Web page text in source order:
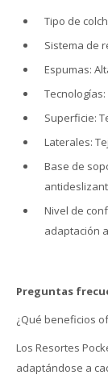
Tipo de
Sistema de
Espumas:
Superficie:
Laterales:
Base de
Nivel de
adaptación
Preguntas
¿Qué beneficios
Los Resortes
adaptándose a